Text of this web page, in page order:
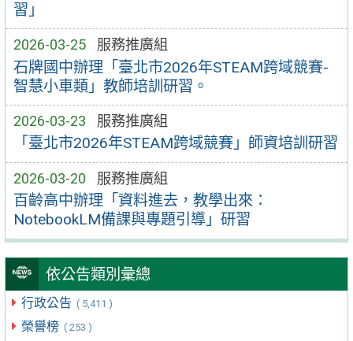
習」
2026-03-25 服務推廣組
石牌國中辦理「臺北市2026年STEAM跨域競賽-
智慧小車類」教師培訓研習。
2026-03-23 服務推廣組
「臺北市2026年STEAM跨域競賽」師資培訓研習
2026-03-20 服務推廣組
百齡高中辦理「資料進去，教學出來：
NotebookLM備課與專題引導」研習
依公告類別彙總
行政公告 ( 5,411 )
榮譽榜 ( 253 )